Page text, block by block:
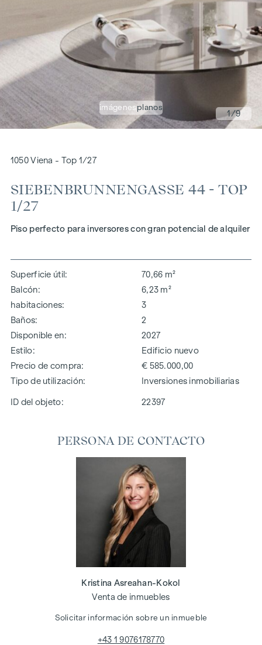
imágenesplanos
1/9
1050 Viena - Top 1/27
SIEBENBRUNNENGASSE 44 - TOP
1/27
Piso perfecto para inversores con gran potencial de alquiler
Superficie útil
70,66 m²
Balcón
6,23 m²
habitaciones
3
Baños
2
Disponible en
2027
Estilo
Edificio nuevo
Precio de compra
€ 585.000,00
Tipo de utilización
Inversiones inmobiliarias
ID del objeto: 22397
PERSONA DE CONTACTO
Kristina Asreahan-Kokol
Venta de inmuebles
Solicitar información sobre un inmueble
+43 1 9076178770